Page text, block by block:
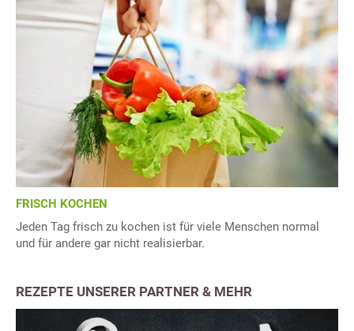
FRISCH KOCHEN
Jeden Tag frisch zu kochen ist für viele Menschen normal
und für andere gar nicht realisierbar.
REZEPTE UNSERER PARTNER & MEHR